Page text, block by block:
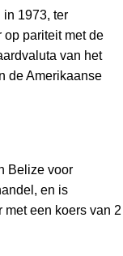
1973, ter
pariteit met de
van het
de Amerikaanse
Belize voor
en is
een koers van 2